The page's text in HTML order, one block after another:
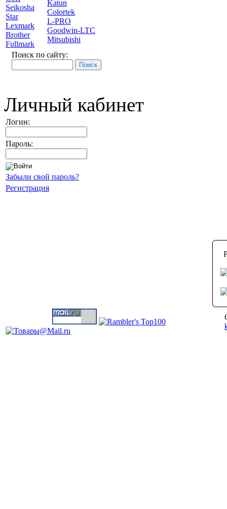
Seikosha
Star
Lexmark
Brother
Fullmark
Katun
Colortek
L-PRO
Goodwin-LTC
Mitsubishi
Поиск по сайту:
Личный кабинет
Логин:
Пароль:
Забыли свой пароль?
Регистрация